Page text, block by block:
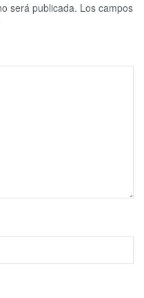
será publicada. Los campos